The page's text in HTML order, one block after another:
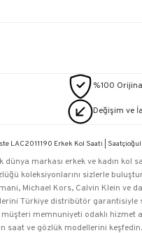
%100
Değişim ve
dünya markası erkek ve kadın kol
koleksiyonlarını sizlerle
Michael Kors, Calvin Klein ve
Türkiye distribütör garantisiyle
müşteri memnuniyeti odaklı hizmet
saat ve gözlük modellerini keşfedin.